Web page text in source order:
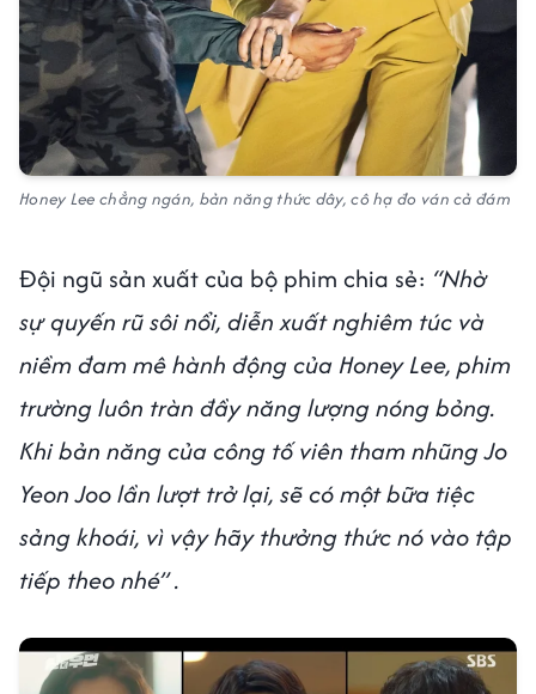
Honey Lee chẳng ngán, bản năng thức dây, cô hạ đo ván cả đám
Đội ngũ sản xuất của bộ phim chia sẻ: “Nhờ
sự quyến rũ sôi nổi, diễn xuất nghiêm túc và
niềm đam mê hành động của Honey Lee, phim
trường luôn tràn đầy năng lượng nóng bỏng.
Khi bản năng của công tố viên tham nhũng Jo
Yeon Joo lần lượt trở lại, sẽ có một bữa tiệc
sảng khoái, vì vậy hãy thưởng thức nó vào tập
tiếp theo nhé” .